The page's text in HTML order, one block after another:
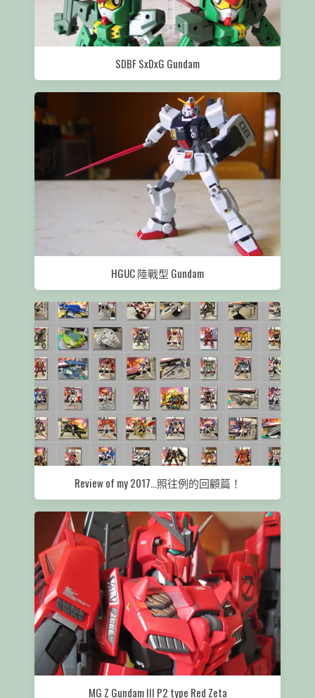
SDBF SxDxG Gundam
HGUC 陸戰型 Gundam
Review of my 2017...照往例的回顧篇！
MG Z Gundam III P2 type Red Zeta